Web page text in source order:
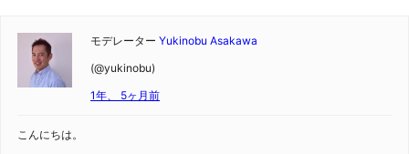
モデレーター Yukinobu Asakawa
(@yukinobu)
1年、 5ヶ月前
こんにちは。